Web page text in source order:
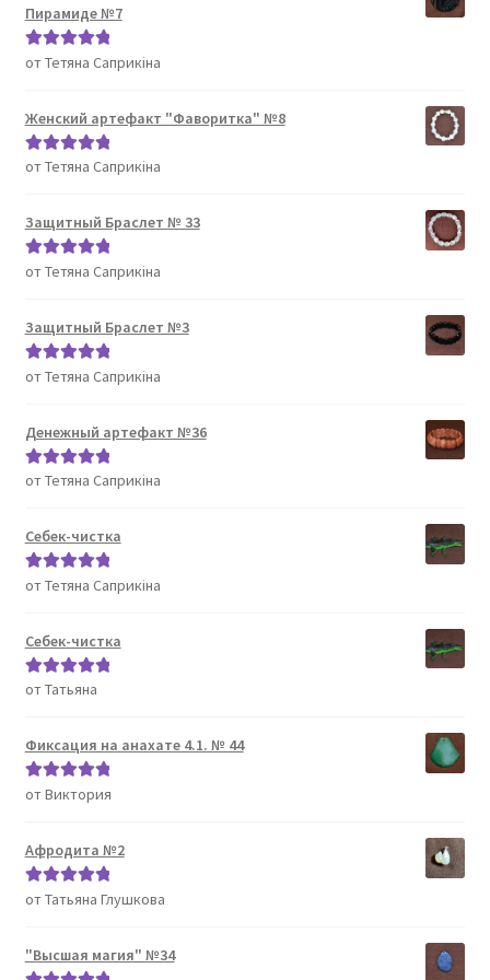
Пирамиде №7
Оценка5из
от Тетяна Саприкіна
Женский артефакт "Фаворитка" №8
Оценка5из
от Тетяна Саприкіна
Защитный Браслет № 33
Оценка5из
от Тетяна Саприкіна
Защитный Браслет №3
Оценка5из
от Тетяна Саприкіна
Денежный артефакт №36
Оценка5из
от Тетяна Саприкіна
Себек-чистка
Оценка5из
от Тетяна Саприкіна
Себек-чистка
Оценка5из
от Татьяна
Фиксация на анахате 4.1. № 44
Оценка5из
от Виктория
Афродита №2
Оценка5из
от Татьяна Глушкова
"Высшая магия" №34